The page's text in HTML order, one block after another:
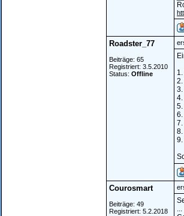
Roadster_77
Beiträge: 65
Registriert: 3.5.2010
Status: Offline
5.
6.
8.
Courosmart
Beiträge: 49
Registriert: 5.2.2018